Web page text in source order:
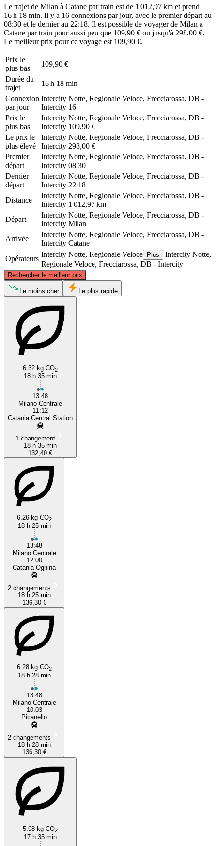
Le trajet de Milan à Catane par train est de 1 012,97 km et prend
16 h 18 min. Il y a 16 connexions par jour, avec le premier départ au
08:30 et le dernier au 22:18. Il est possible de voyager de Milan à
Catane par train pour aussi peu que 109,90 € ou jusqu'à 298,00 €.
Le meilleur prix pour ce voyage est 109,90 €.
Prix ​​le
plus bas
109,90 €
Durée du
trajet
16 h 18 min
Connexion
par jour
Intercity Notte, Regionale Veloce, Frecciarossa, DB -
Intercity 16
Prix ​​le
plus bas
Intercity Notte, Regionale Veloce, Frecciarossa, DB -
Intercity 109,90 €
Le prix le
plus élevé
Intercity Notte, Regionale Veloce, Frecciarossa, DB -
Intercity 298,00 €
Premier
départ
Intercity Notte, Regionale Veloce, Frecciarossa, DB -
Intercity 08:30
Dernier
départ
Intercity Notte, Regionale Veloce, Frecciarossa, DB -
Intercity 22:18
Distance
Intercity Notte, Regionale Veloce, Frecciarossa, DB -
Intercity 1 012,97 km
Départ
Intercity Notte, Regionale Veloce, Frecciarossa, DB -
Intercity Milan
Arrivée
Intercity Notte, Regionale Veloce, Frecciarossa, DB -
Intercity Catane
Opérateurs
Intercity Notte, Regionale Veloce Plus
Intercity Notte,
Regionale Veloce, Frecciarossa, DB - Intercity
Rechercher le meilleur prix
Milan
©CARTO, © OpenStreetMapcontributors
Le moins cher Le plus rapide
6.32 kg CO2
18 h 35 min
13:48
Milano Centrale
11:12
Catania Central Station
1 changement
18 h 35 min
132,40 €
6.26 kg CO2
18 h 25 min
13:48
Milano Centrale
12:00
Catania Ognina
2 changements
18 h 25 min
136,30 €
6.28 kg CO2
18 h 28 min
13:48
Milano Centrale
10:03
Picanello
2 changements
18 h 28 min
136,30 €
5.98 kg CO2
17 h 35 min